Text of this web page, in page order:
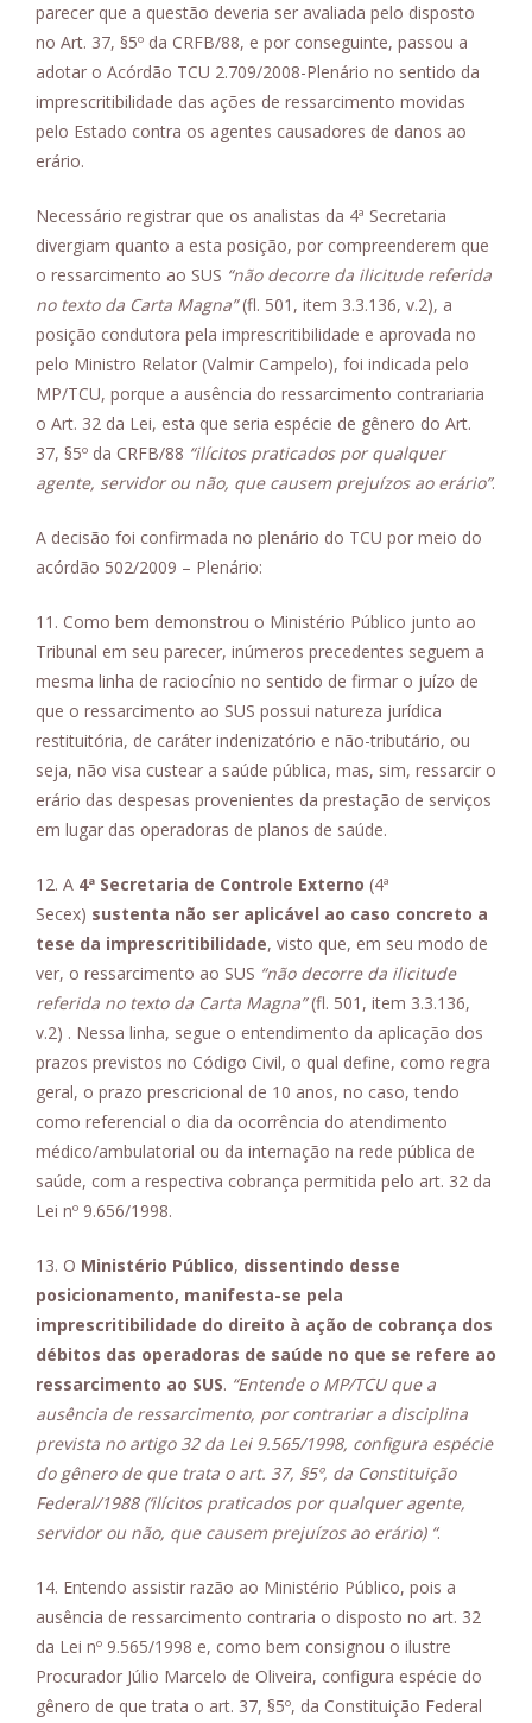
parecer que a questão deveria ser avaliada pelo disposto
no Art. 37, §5º da CRFB/88, e por conseguinte, passou a
adotar o Acórdão TCU 2.709/2008-Plenário no sentido da
imprescritibilidade das ações de ressarcimento movidas
pelo Estado contra os agentes causadores de danos ao
erário.
Necessário registrar que os analistas da 4ª Secretaria
divergiam quanto a esta posição, por compreenderem que
o ressarcimento ao SUS “não decorre da ilicitude referida
no texto da Carta Magna”(fl. 501, item 3.3.136, v.2), a
posição condutora pela imprescritibilidade e aprovada no
pelo Ministro Relator (Valmir Campelo), foi indicada pelo
MP/TCU, porque a ausência do ressarcimento contrariaria
o Art. 32 da Lei, esta que seria espécie de gênero do Art.
37, §5º da CRFB/88 “ilícitos praticados por qualquer
agente, servidor ou não, que causem prejuízos ao erário”.
A decisão foi confirmada no plenário do TCU por meio do
acórdão 502/2009 – Plenário:
11. Como bem demonstrou o Ministério Público junto ao
Tribunal em seu parecer, inúmeros precedentes seguem a
mesma linha de raciocínio no sentido de firmar o juízo de
que o ressarcimento ao SUS possui natureza jurídica
restituitória, de caráter indenizatório e não-tributário, ou
seja, não visa custear a saúde pública, mas, sim, ressarcir o
erário das despesas provenientes da prestação de serviços
em lugar das operadoras de planos de saúde.
12. A 4ª Secretaria de Controle Externo (4ª
Secex) sustenta não ser aplicável ao caso concreto a
tese da imprescritibilidade, visto que, em seu modo de
ver, o ressarcimento ao SUS “não decorre da ilicitude
referida no texto da Carta Magna”(fl. 501, item 3.3.136,
v.2) . Nessa linha, segue o entendimento da aplicação dos
prazos previstos no Código Civil, o qual define, como regra
geral, o prazo prescricional de 10 anos, no caso, tendo
como referencial o dia da ocorrência do atendimento
médico/ambulatorial ou da internação na rede pública de
saúde, com a respectiva cobrança permitida pelo art. 32 da
Lei nº 9.656/1998.
13. O Ministério Público, dissentindo desse
posicionamento, manifesta-se pela
imprescritibilidade do direito à ação de cobrança dos
débitos das operadoras de saúde no que se refere ao
ressarcimento ao SUS. “Entende o MP/TCU que a
ausência de ressarcimento, por contrariar a disciplina
prevista no artigo 32 da Lei 9.565/1998, configura espécie
do gênero de que trata o art. 37, §5º, da Constituição
Federal/1988 (‘ilícitos praticados por qualquer agente,
servidor ou não, que causem prejuízos ao erário) “.
14. Entendo assistir razão ao Ministério Público, pois a
ausência de ressarcimento contraria o disposto no art. 32
da Lei nº 9.565/1998 e, como bem consignou o ilustre
Procurador Júlio Marcelo de Oliveira, configura espécie do
gênero de que trata o art. 37, §5º, da Constituição Federal